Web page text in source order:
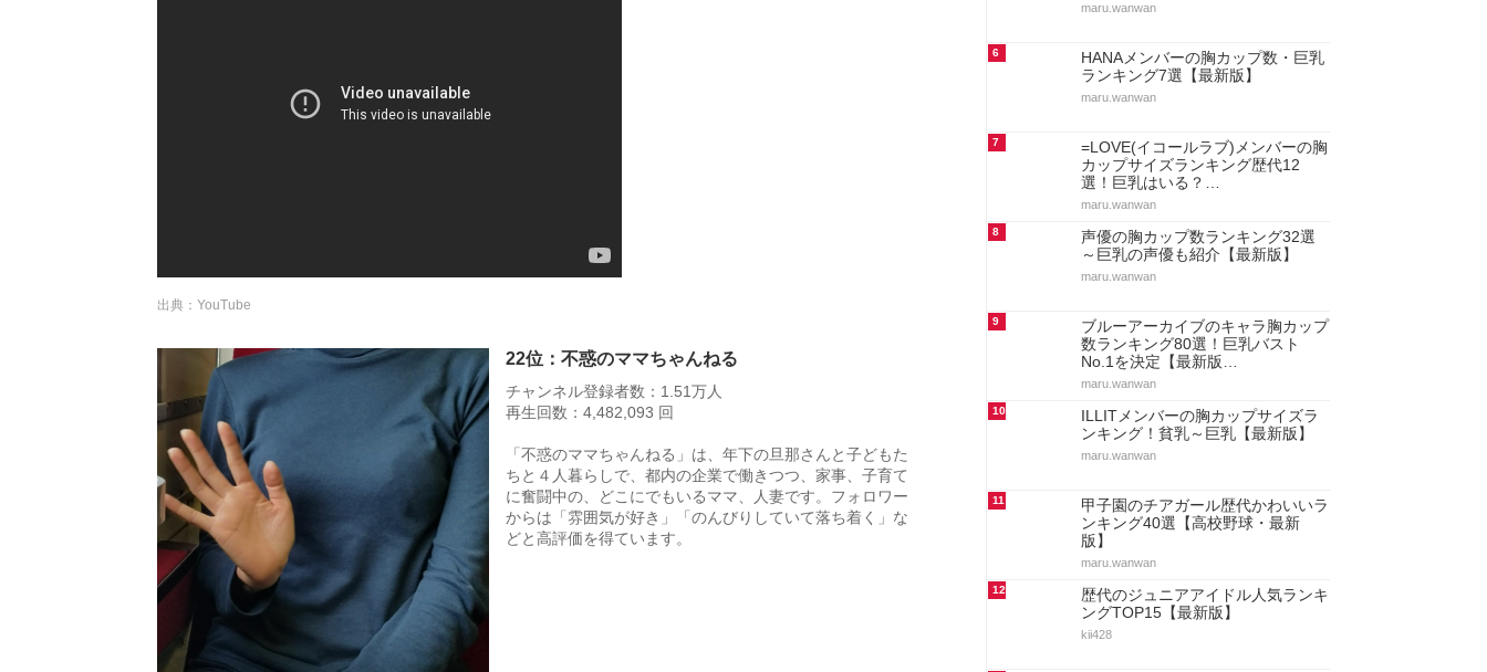
出典：YouTube
22位：不惑のママちゃんねる
チャンネル登録者数：1.51万人
再生回数：4,482,093 回
「不惑のママちゃんねる」は、年下の旦那さんと子どもた
ちと４人暮らしで、都内の企業で働きつつ、家事、子育て
に奮闘中の、どこにでもいるママ、人妻です。フォロワー
からは「雰囲気が好き」「のんびりしていて落ち着く」な
どと高評価を得ています。
maru.wanwan
6
HANAメンバーの胸カップ数・巨乳
ランキング7選【最新版】
maru.wanwan
7
=LOVE(イコールラブ)メンバーの胸
カップサイズランキング歴代12
選！巨乳はいる？…
maru.wanwan
8
声優の胸カップ数ランキング32選
～巨乳の声優も紹介【最新版】
maru.wanwan
9
ブルーアーカイブのキャラ胸カップ
数ランキング80選！巨乳バスト
No.1を決定【最新版…
maru.wanwan
10
ILLITメンバーの胸カップサイズラ
ンキング！貧乳～巨乳【最新版】
maru.wanwan
11
甲子園のチアガール歴代かわいいラ
ンキング40選【高校野球・最新
版】
maru.wanwan
12
歴代のジュニアアイドル人気ランキ
ングTOP15【最新版】
kii428